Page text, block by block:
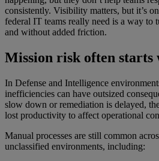
consistently. Visibility matters, but it’s
federal IT teams really need is a way to
and without added friction.
Mission risk often
In Defense and Intelligence
inefficiencies can have outsized
slow down or remediation is delayed,
lost productivity to affect operational
Manual processes are still common
unclassified environments, including: